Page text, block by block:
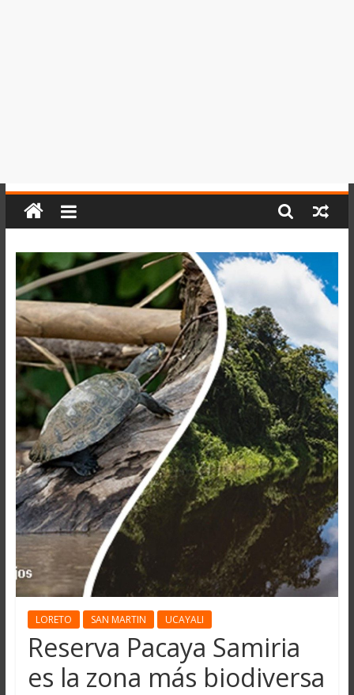
LORETO SAN MARTIN UCAYALI
Reserva Pacaya Samiria
es la zona más biodiversa